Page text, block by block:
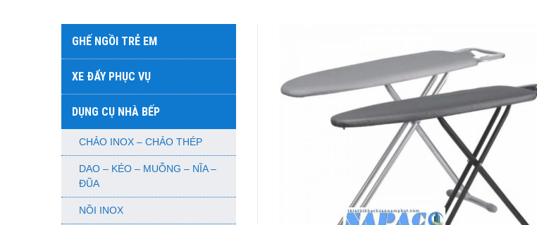
GHẾ NGỒI TRẺ EM
XE ĐẨY PHỤC VỤ
DỤNG CỤ NHÀ BẾP
CHẢO INOX – CHẢO THÉP
DAO – KÉO – MUỖNG – NĨA –
ĐŨA
NỒI INOX